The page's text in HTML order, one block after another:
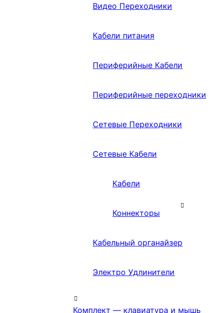
Видео Переходники
Кабели питания
Периферийные Кабели
Периферийные переходники
Сетевые Переходники
Сетевые Кабели
Кабели
Коннекторы
Кабельный органайзер
Электро Удлинители
Комплект — клавиатура и мышь